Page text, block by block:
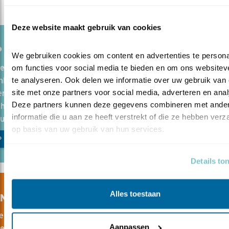
Deze website maakt gebruik van cookies
We gebruiken cookies om content en advertenties te
om functies voor social media te bieden en om ons
te analyseren. Ook delen we informatie over uw gebruik van
site met onze partners voor social media, adverteren en
Deze partners kunnen deze gegevens combineren met
informatie die u aan ze heeft verstrekt of die ze hebben
op basis van uw gebruik van hun services.
Details
Alles toestaan
Aanpassen
DE BOERENLANDVOGELS
bijna geen geschikt leefgebied meer voor typische
zoals de grutto, kievit of patrijs.
om te investeren in de volle rijkdom van het
Vol drassige, bloemrijke weides
akkers.
MEE EN DONEER
CURSUS BOERENLANDVOGELS
online cursus leer je waarom boerenlandvogels zo